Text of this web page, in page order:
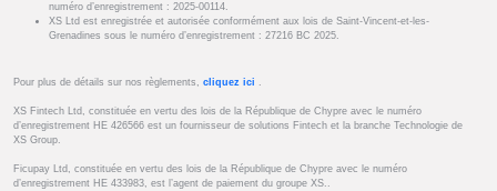
numéro d’enregistrement : 2025-00114.
XS Ltd est enregistrée et autorisée conformément aux lois de Saint-Vincent-et-les-
Grenadines sous le numéro d’enregistrement : 27216 BC 2025.
Pour plus de détails sur nos règlements, cliquez ici .
XS Fintech Ltd, constituée en vertu des lois de la République de Chypre avec le numéro
d’enregistrement HE 426566 est un fournisseur de solutions Fintech et la branche Technologie de
XS Group.
Ficupay Ltd, constituée en vertu des lois de la République de Chypre avec le numéro
d’enregistrement HE 433983, est l’agent de paiement du groupe XS..